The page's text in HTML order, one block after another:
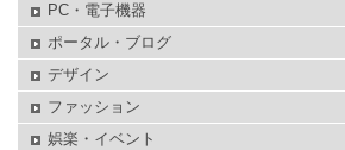
PC・電子機器
ポータル・ブログ
デザイン
ファッション
娯楽・イベント